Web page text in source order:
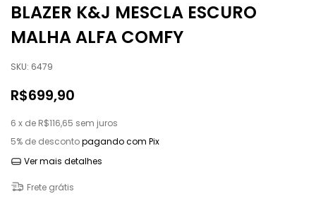
BLAZER K&J MESCLA ESCURO
MALHA ALFA COMFY
SKU: 6479
R$699,90
6 x de R$116,65 sem juros
5% de descontopagando com Pix
Ver mais detalhes
Frete grátis